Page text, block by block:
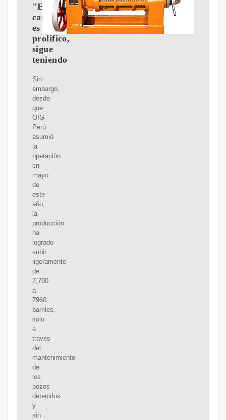
"El
campo
es
prolífico,
sigue
teniendo
Sin
embargo,
desde
que
OIG
Perú
asumió
la
operación
en
mayo
de
este
año,
la
producción
ha
logrado
subir
ligeramente
de
7,700
a
7960
barriles,
solo
a
través
del
mantenimiento
de
los
pozos
detenidos
y
sin